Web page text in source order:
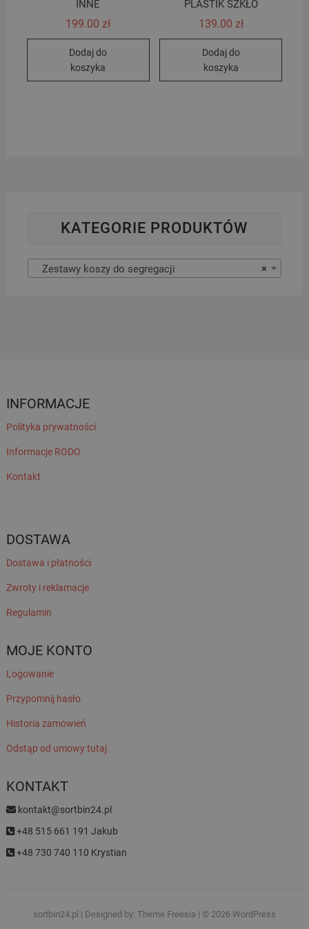
INNE
199.00zł
Dodaj do
koszyka
PLASTIK SZKŁO
139.00 zł
Dodaj do
koszyka
KATEGORIE PRODUKTÓW
×
Zestawy koszy do segregacji
INFORMACJE
Polityka prywatności
Informacje RODO
Kontakt
DOSTAWA
Dostawa i płatności
Zwroty i reklamacje
Regulamin
MOJE KONTO
Logowanie
Przypomnij hasło
Historia zamówień
Odstąp od umowy tutaj
KONTAKT
kontakt@sortbin24.pl
+48 515 661 191 Jakub
+48 730 740 110 Krystian
sortbin24.pl | Designed by: Theme Freesia | © 2026 WordPress